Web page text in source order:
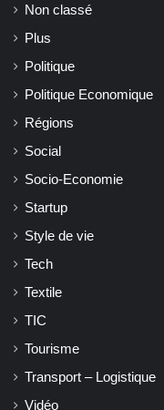
Non classé
Plus
Politique
Politique Economique
Régions
Social
Socio-Economie
Startup
Style de vie
Tech
Textile
TIC
Tourisme
Transport – Logistique
Vidéo